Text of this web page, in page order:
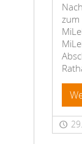
zum